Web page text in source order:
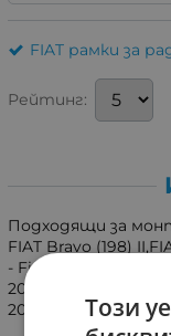
FIAT рамки за
Рейтинг:
Подходящи за
FIAT Bravo (198)
- Fiat Bravo II 2007-
2001->2008, Fiat
2003->2008Този